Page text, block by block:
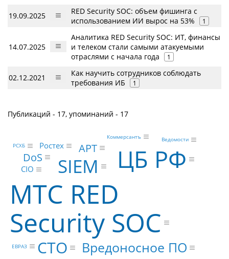
19.09.2025
RED Security SOC: объем фишинга с
использованием ИИ вырос на 53%
1
14.07.2025
Аналитика RED Security SOC: ИТ, финансы
и телеком стали самыми атакуемыми
отраслями с начала года
1
02.12.2021
Как научить сотрудников соблюдать
требования ИБ
1
Публикаций - 17, упоминаний - 17
МТС RED
Security SOC
ЦБ РФ
SIEM
CTO Вредоносное ПО
DoS
APT
Ростех
CIO
ЕВРАЗ
РСХБ
Ведомости
Коммерсантъ